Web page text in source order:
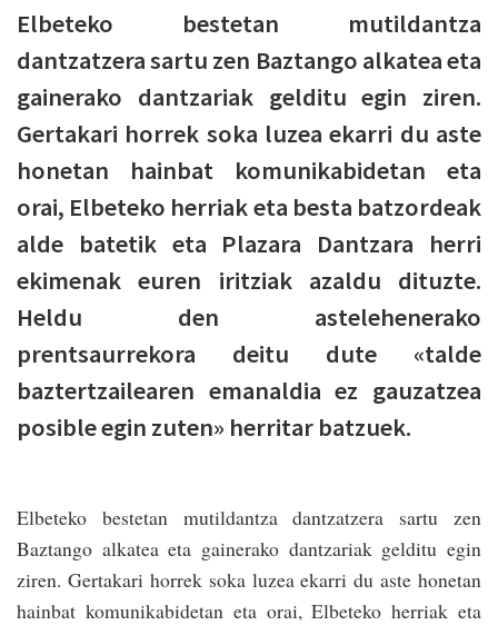
Elbeteko bestetan mutildantza
dantzatzera sartu zen Baztango alkatea eta
gainerako dantzariak gelditu egin ziren.
Gertakari horrek soka luzea ekarri du aste
honetan hainbat komunikabidetan eta
orai, Elbeteko herriak eta besta batzordeak
alde batetik eta Plazara Dantzara herri
ekimenak euren iritziak azaldu dituzte.
Heldu den astelehenerako
prentsaurrekora deitu dute «talde
baztertzailearen emanaldia ez gauzatzea
posible egin zuten» herritar batzuek.
Elbeteko bestetan mutildantza dantzatzera sartu zen
Baztango alkatea eta gainerako dantzariak gelditu egin
ziren. Gertakari horrek soka luzea ekarri du aste honetan
hainbat komunikabidetan eta orai, Elbeteko herriak eta